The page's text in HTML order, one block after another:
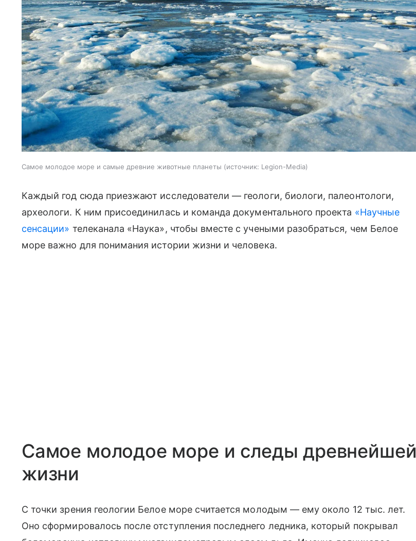
Самое молодое море и самые древние животные планеты источник: Legion-Media
Каждый год сюда приезжают исследователи — геологи, биологи, палеонтологи,
археологи. К ним присоединилась и команда документального проекта «Научные
сенсации» телеканала «Наука», чтобы вместе с учеными разобраться, чем Белое
море важно для понимания истории жизни и человека.
Самое молодое море и следы древнейшей
жизни
С точки зрения геологии Белое море считается молодым — ему около 12 тыс. лет.
Оно сформировалось после отступления последнего ледника, который покрывал